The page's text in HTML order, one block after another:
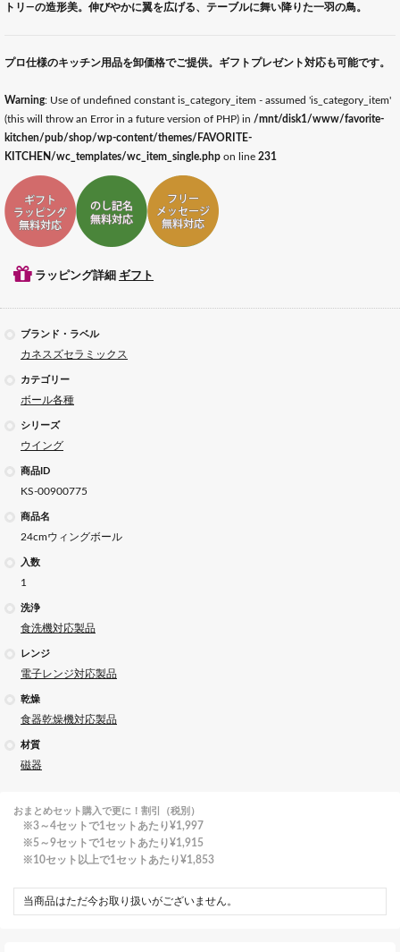
トリ―の造形美。伸びやかに翼を広げる、テーブルに舞い降りた一羽の鳥。
プロ仕様のキッチン用品を卸価格でご提供。ギフトプレゼント対応も可能です。
Warning: Use of undefined constant is_category_item - assumed 'is_category_item'
(this will throw an Error in a future version of PHP) in /mnt/disk1/www/favorite-
kitchen/pub/shop/wp-content/themes/FAVORITE-
KITCHEN/wc_templates/wc_item_single.php on line 231
ギフトラッピング対応ギフトのし記名対応
ラッピング詳細 ギフト
ブランド・ラベル
カネスズセラミックス
カテゴリー
ボール各種
シリーズ
ウイング
商品ID
KS-00900775
商品名
24cmウィングボール
入数
1
洗浄
食洗機対応製品
レンジ
電子レンジ対応製品
乾燥
食器乾燥機対応製品
材質
磁器
おまとめセット購入で更に！割引（税別）
3～4セットで1セットあたり¥1,997
5～9セットで1セットあたり¥1,915
10セット以上で1セットあたり¥1,853
当商品はただ今お取り扱いがございません。